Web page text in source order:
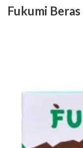
Fukumi